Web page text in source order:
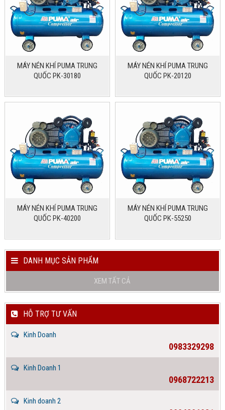
MÁY NÉN KHÍ PUMA TRUNG
QUỐC PK-30180
MÁY NÉN KHÍ PUMA TRUNG
QUỐC PK-20120
MÁY NÉN KHÍ PUMA TRUNG
QUỐC PK-40200
MÁY NÉN KHÍ PUMA TRUNG
QUỐC PK-55250
DANH MỤC SẢN PHẨM
XEM TẤT CẢ
HỖ TRỢ TƯ VẤN
Kinh Doanh
0983329298
Kinh Doanh 1
0968722213
Kinh doanh 2